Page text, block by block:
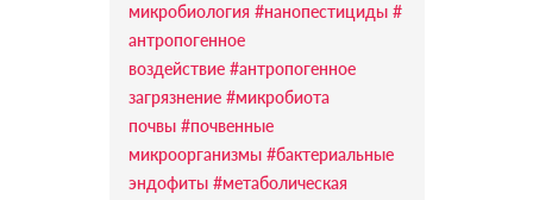
микробиология #нанопестициды #
антропогенное
воздействие #антропогенное
загрязнение #микробиота
почвы #почвенные
микроорганизмы #бактериальные
эндофиты #метаболическая